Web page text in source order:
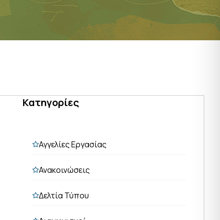
Κατηγορίες
Αγγελίες Εργασίας
Ανακοινώσεις
Δελτία Τύπου